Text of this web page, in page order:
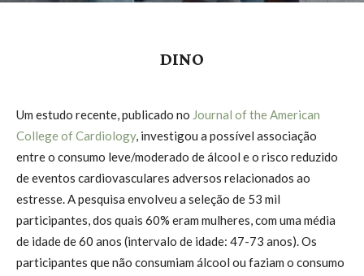
DINO
Um estudo recente, publicado no Journal of the American
College of Cardiology, investigou a possível associação
entre o consumo leve/moderado de álcool e o risco reduzido
de eventos cardiovasculares adversos relacionados ao
estresse. A pesquisa envolveu a seleção de 53 mil
participantes, dos quais 60% eram mulheres, com uma média
de idade de 60 anos (intervalo de idade: 47-73 anos). Os
participantes que não consumiam álcool ou faziam o consumo